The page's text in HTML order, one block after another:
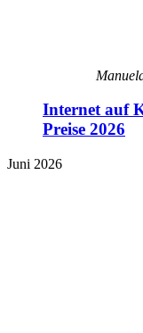
Internet auf
Preise 2026
Juni 2026